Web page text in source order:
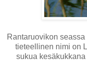
Rantaruovikon
tieteellinen nimi on
sukua